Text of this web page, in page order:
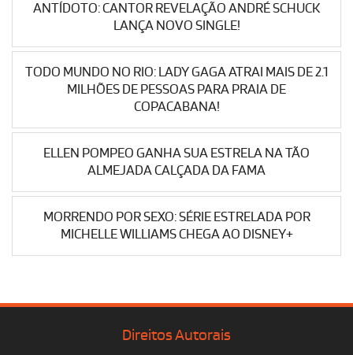
ANTÍDOTO: CANTOR REVELAÇÃO ANDRÉ SCHUCK
LANÇA NOVO SINGLE!
TODO MUNDO NO RIO: LADY GAGA ATRAI MAIS DE 2.1
MILHÕES DE PESSOAS PARA PRAIA DE
COPACABANA!
ELLEN POMPEO GANHA SUA ESTRELA NA TÃO
ALMEJADA CALÇADA DA FAMA
MORRENDO POR SEXO: SÉRIE ESTRELADA POR
MICHELLE WILLIAMS CHEGA AO DISNEY+
Direitos Autorais